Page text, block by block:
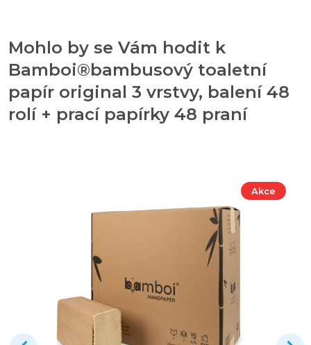
Mohlo by se Vám hodit k
Bamboi®bambusový toaletní
papír original 3 vrstvy, balení 48
rolí + prací papírky 48 praní
Akce